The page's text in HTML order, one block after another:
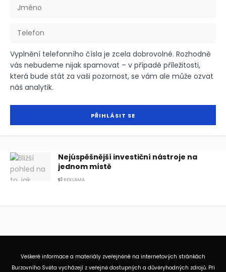
Vyplnění telefonního čísla je zcela dobrovolné. Rozhodně
vás nebudeme nijak spamovat – v případě příležitosti,
která bude stát za vaši pozornost, se vám ale může ozvat
náš analytik.
Nejúspěšnější investiční nástroje na
jednom místě
REKLAMA
Veškeré informace a materiály zveřejněné na internetových stránkách
Burzovního Světa vycházejí z veřejně dostupných a důvěryhodných zdrojů. Při